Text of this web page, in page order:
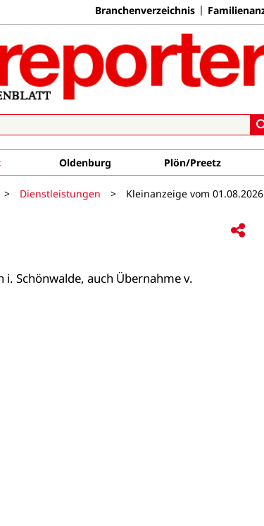
Branchenverzeichnis
Oldenburg Plön/Preetz
> Dienstleistungen > Kleinanzeige vom 01.08.2026
i. Schönwalde, auch Übernahme v.